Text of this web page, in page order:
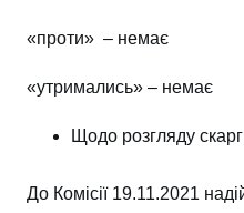
«проти» – немає
«утримались» – немає
Щодо розгляду
До Комісії 19.11.2021